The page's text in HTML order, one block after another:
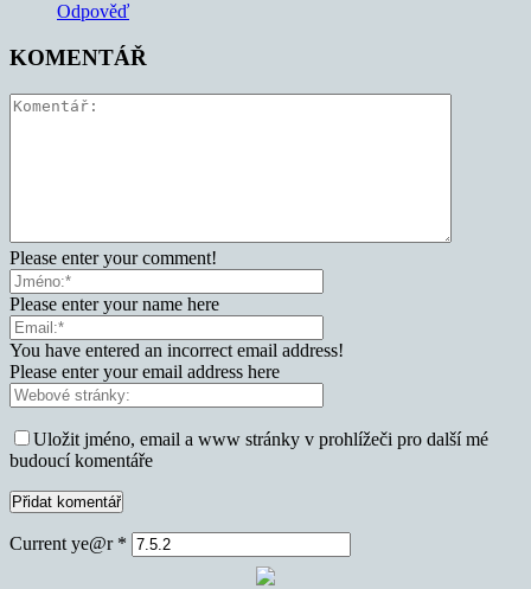
Odpověď
KOMENTÁŘ
Please enter your comment!
Please enter your name here
You have entered an incorrect email address!
Please enter your email address here
Uložit jméno, email a www stránky v prohlížeči pro další mé
budoucí komentáře
Current ye@r *